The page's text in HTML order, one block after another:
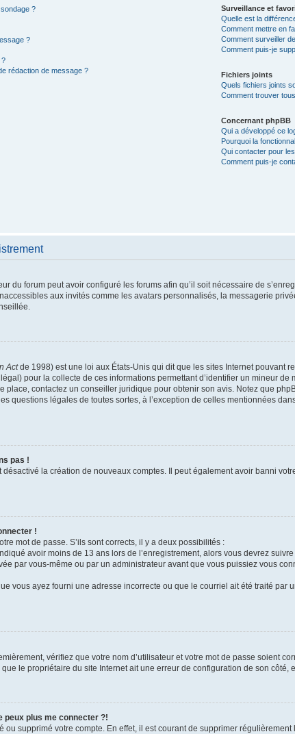
?
?
?
rédaction de message ?
Surveillance et
Quelle est la
Comment mettre en
Comment surveiller
Comment puis-je
Fichiers joints
Quels fichiers joints
Comment trouver
Concernant phpBB
Qui a développé ce
Pourquoi la
Qui contacter pour
Comment puis-je
du forum peut avoir configuré les forums afin qu’il soit nécessaire de
aux invités comme les avatars personnalisés, la messagerie
Actde 1998) est une loi aux États-Unis qui dit que les sites Internet pouvant
pour la collecte de ces informations permettant d’identifier un mineur
place, contactez un conseiller juridique pour obtenir son avis. Notez que
questions légales de toutes sortes, à l’exception de celles mentionnées
pas !
désactivé la création de nouveaux comptes. Il peut également avoir banni
!
mot de passe. S’ils sont corrects, il y a deux possibilités :
avoir moins de 13 ans lors de l’enregistrement, alors vous devrez
par vous-même ou par un administrateur avant que vous puissiez vous
vous ayez fourni une adresse incorrecte ou que le courriel ait été traité par
vérifiez que votre nom d’utilisateur et votre mot de passe soient
le propriétaire du site Internet ait une erreur de configuration de son côté,
peux plus me connecter ?!
ou supprimé votre compte. En effet, il est courant de supprimer